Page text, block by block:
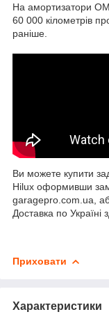
На амортизатори
60 000 кілометрів
раніше.
Ви можете купити
Hilux оформивши
garagepro.com.ua,
Доставка по
Приховати
Характеристики